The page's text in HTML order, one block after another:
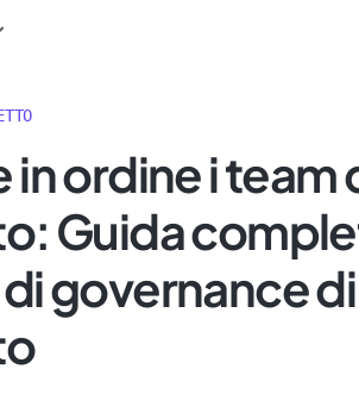
ordine i team
Guida
governance di